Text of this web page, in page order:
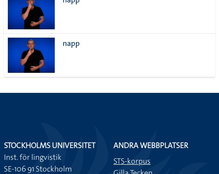
napp
STOCKHOLMS UNIVERSITET
Inst. för lingvistik
SE-106 91 Stockholm
ANDRA WEBBPLATSER
STS-korpus